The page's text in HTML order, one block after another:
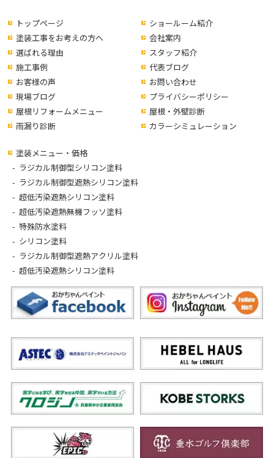
トップページ
塗装工事をお考えの方へ
選ばれる理由
ショールーム紹介
会社案内
スタッフ紹介
施工事例
お客様の声
現場ブログ
代表ブログ
お問い合わせ
プライバシーポリシー
屋根リフォームメニュー
雨漏り診断
屋根・外壁診断
カラーシミュレーション
塗装メニュー・価格
ラジカル制御型シリコン塗料
ラジカル制御型遮熱シリコン塗料
超低汚染遮熱シリコン塗料
超低汚染遮熱無機フッソ塗料
特殊防水塗料
シリコン塗料
ラジカル制御型遮熱アクリル塗料
超低汚染遮熱シリコン塗料